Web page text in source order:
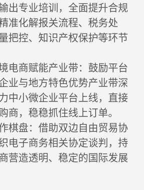
出专业培训，全面提升合规
准化解报关流程、税务处
把控、知识产权保护等环节
电商赋能产业带：鼓励平台
业与地方特色优势产业带深
中小微企业平台上线，直接
商，稳稳抓住线上订单。
棋盘：借助双边自由贸易协
电子商务相关协定谈判，持
营造透明、稳定的国际发展